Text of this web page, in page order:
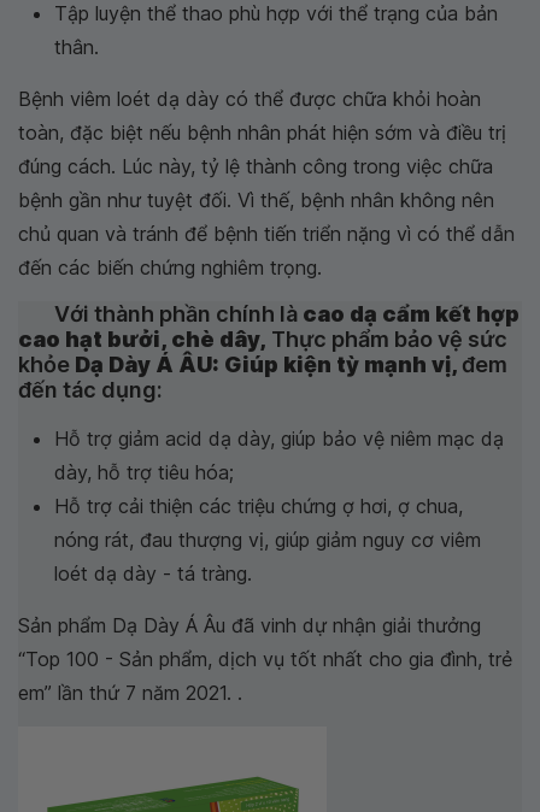
Tập luyện thể thao phù hợp với thể trạng của bản
thân.
Bệnh viêm loét dạ dày có thể được chữa khỏi hoàn
toàn, đặc biệt nếu bệnh nhân phát hiện sớm và điều trị
đúng cách. Lúc này, tỷ lệ thành công trong việc chữa
bệnh gần như tuyệt đối. Vì thế, bệnh nhân không nên
chủ quan và tránh để bệnh tiến triển nặng vì có thể dẫn
đến các biến chứng nghiêm trọng.
Với thành phần chính là cao dạ cẩm kết hợp
cao hạt bưởi, chè dây, Thực phẩm bảo vệ sức
khỏe Dạ Dày Á ÂU: Giúp kiện tỳ mạnh vị, đem
đến tác dụng:
Hỗ trợ giảm acid dạ dày, giúp bảo vệ niêm mạc dạ
dày, hỗ trợ tiêu hóa;
Hỗ trợ cải thiện các triệu chứng ợ hơi, ợ chua,
nóng rát, đau thượng vị, giúp giảm nguy cơ viêm
loét dạ dày - tá tràng.
Sản phẩm Dạ Dày Á Âu đã vinh dự nhận giải thưởng
“Top 100 - Sản phẩm, dịch vụ tốt nhất cho gia đình, trẻ
em” lần thứ 7 năm 2021. .